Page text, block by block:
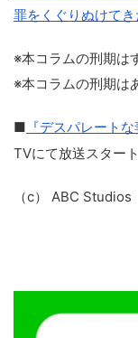
罪をくぐりぬけてき
※本コラムの刑期は
※本コラムの刑期は
■ 『デスパレートな
TVにて放送スタート
（c） ABC Studios